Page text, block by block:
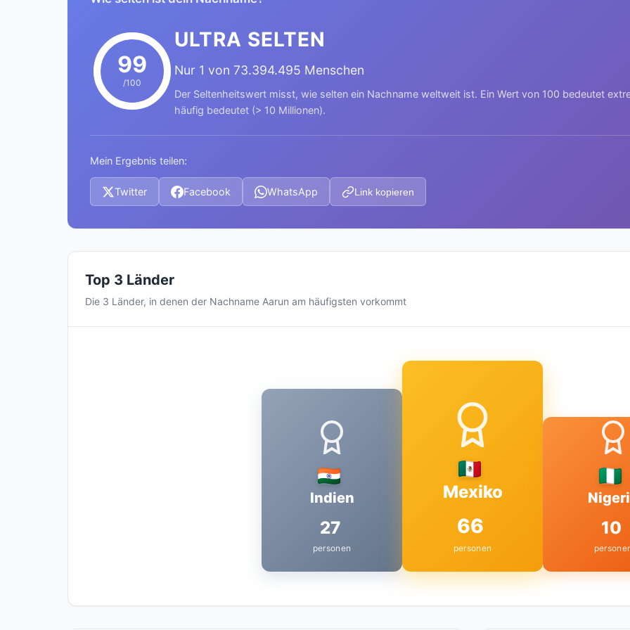
99
/100
ULTRA SELTEN
Nur 1 von 73.394.495 Menschen
Der Seltenheitswert misst, wie selten ein Nachname weltweit ist. Ein Wert von 100 bedeutet
häufig bedeutet (> 10 Millionen).
Mein Ergebnis teilen:
Twitter Facebook WhatsApp Link kopieren
Top 3 Länder
Die 3 Länder, in denen der Nachname Aarun am häufigsten vorkommt
Indien
27
personen
Mexiko
66
personen
10